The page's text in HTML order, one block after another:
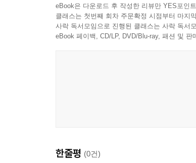
eBook은 다운로드 후 작성한 리뷰만 YES포인
클래스는 첫번째 회차 주문확정 시점부터 마지
사락 독서모임으로 진행된 클래스는 사락 독서
eBook 페이백, CD/LP, DVD/Blu-ray, 패션 및
한줄평 (0건)